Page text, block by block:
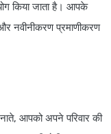
किया जाता है। आपके
नवीनीकरण प्रमाणीकरण
नाते, आपको अपने परिवार की